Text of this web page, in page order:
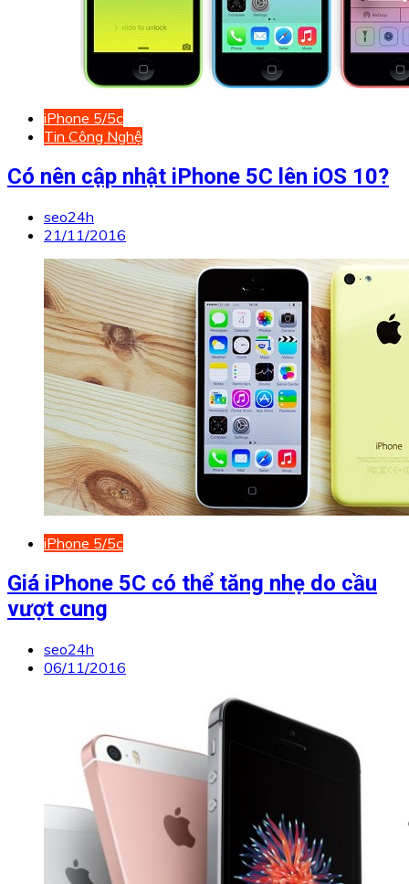
iPhone 5/5c
Tin Công Nghệ
Có nên cập nhật iPhone 5C lên iOS 10?
seo24h
21/11/2016
iPhone 5/5c
Giá iPhone 5C có thể tăng nhẹ do cầu
vượt cung
seo24h
06/11/2016